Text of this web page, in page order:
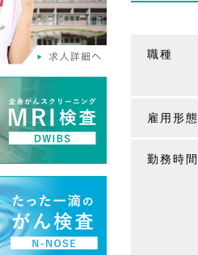
職種
雇用形態
勤務時間